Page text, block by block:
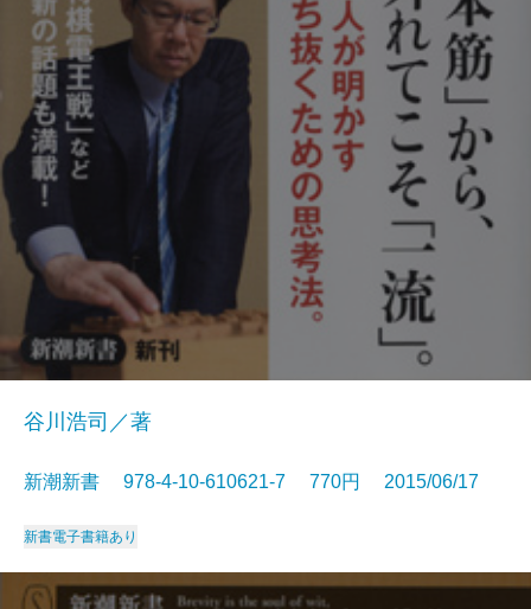
谷川浩司／著
新潮新書 978-4-10-610621-7 770円 2015/06/17
新書電子書籍あり